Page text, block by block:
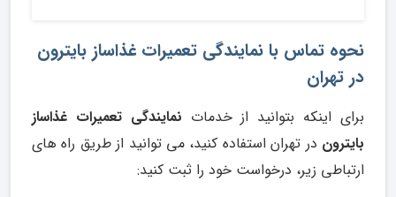
نحوه تماس با نمایندگی تعمیرات غذاساز بایترون
در تهران
برای اینکه بتوانید از خدمات نمایندگی تعمیرات غذاساز
بایترون در تهران استفاده کنید، می توانید از طریق راه های
ارتباطی زیر، درخواست خود را ثبت کنید: